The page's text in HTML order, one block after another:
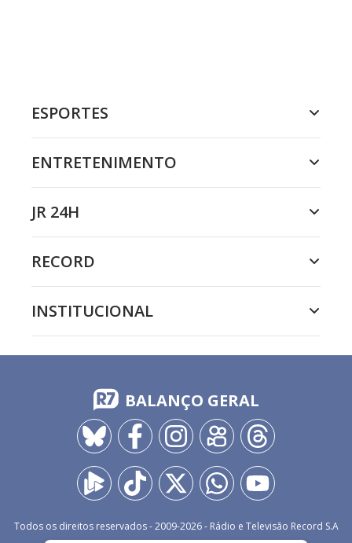
ESPORTES
ENTRETENIMENTO
JR 24H
RECORD
INSTITUCIONAL
BALANÇO GERAL
Todos os direitos reservados - 2009-2026- Rádio e Televisão Record S.A